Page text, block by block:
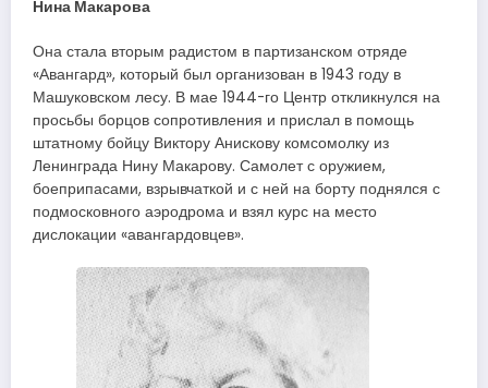
Нина Макарова
Она стала вторым радистом в партизанском отряде
«Авангард», который был организован в 1943 году в
Машуковском лесу. В мае 1944-го Центр откликнулся на
просьбы борцов сопротивления и прислал в помощь
штатному бойцу Виктору Анискову комсомолку из
Ленинграда Нину Макарову. Самолет с оружием,
боеприпасами, взрывчаткой и с ней на борту поднялся с
подмосковного аэродрома и взял курс на место
дислокации «авангардовцев».